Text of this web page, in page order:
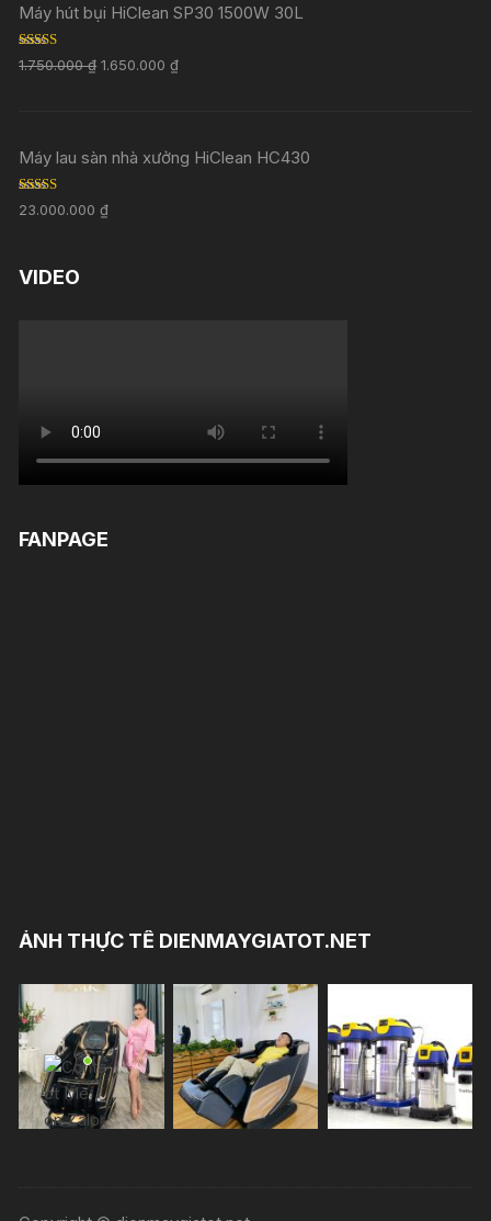
Máy hút bụi HiClean SP30 1500W 30L
Rated 5.00
out of 5
1.750.000₫ 1.650.000₫
Máy lau sàn nhà xưởng HiClean HC430
Rated5.00
out of 5
23.000.000₫
VIDEO
FANPAGE
ẢNH THỰC TẾ DIENMAYGIATOT.NET